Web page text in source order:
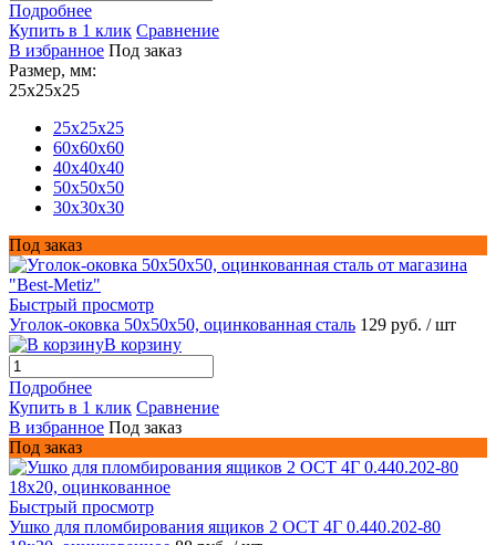
Подробнее
Купить в 1 клик Сравнение
В избранное Под заказ
Размер, мм:
25x25x25
25x25x25
60x60x60
40x40x40
50x50x50
30x30x30
Под заказ
Быстрый просмотр
Уголок-оковка 50х50х50, оцинкованная сталь 129 руб. / шт
В корзину
Подробнее
Купить в 1 клик Сравнение
В избранное Под заказ
Под заказ
Быстрый просмотр
Ушко для пломбирования ящиков 2 ОСТ 4Г 0.440.202-80